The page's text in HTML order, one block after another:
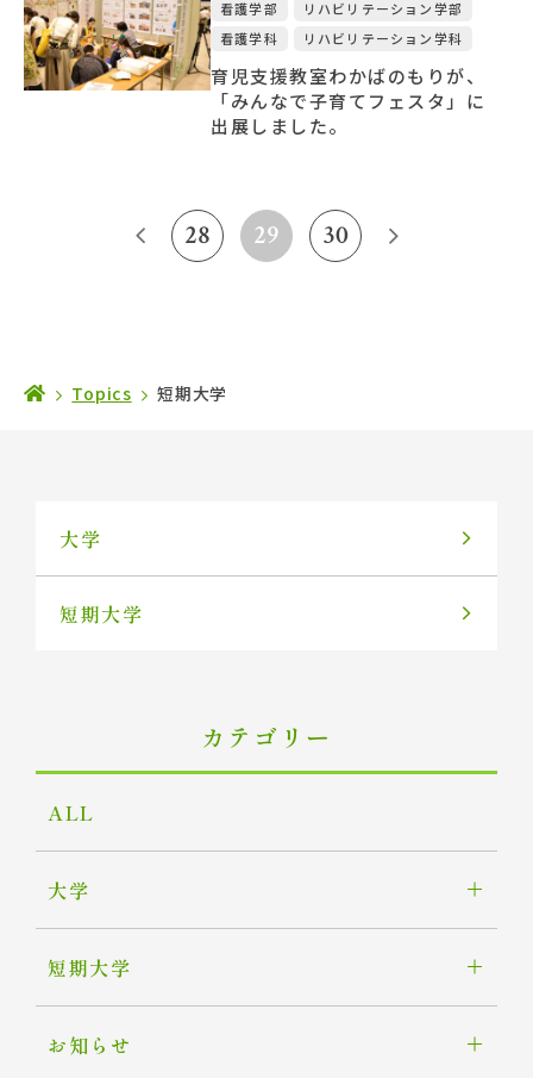
看護学部
リハビリテーション学部
看護学科
リハビリテーション学科
育児支援教室わかばのもりが、
「みんなで子育てフェスタ」に
出展しました。
28 29 30
Topics 短期大学
大学
短期大学
カテゴリー
ALL
大学
短期大学
お知らせ